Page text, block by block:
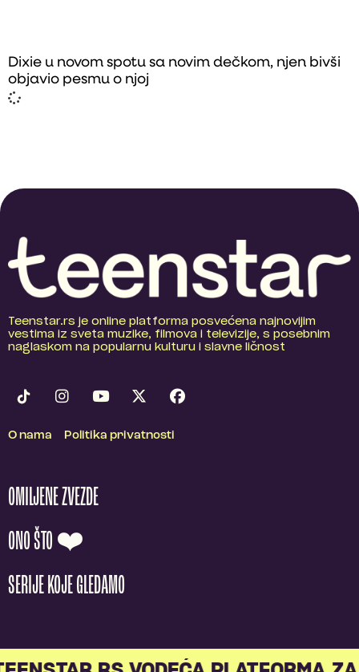
Dixie u novom spotu sa novim dečkom, njen bivši
objavio pesmu o njoj
Teenstar.rs je online platforma posvećena najnovijim
vestima iz sveta muzike, filmova i televizije, s posebnim
naglaskom na popularnu kulturu i slavne ličnost
O nama Politika privatnosti
OMILJENE ZVEZDE
ONO ŠTO ❤️
SERIJE KOJE GLEDAMO